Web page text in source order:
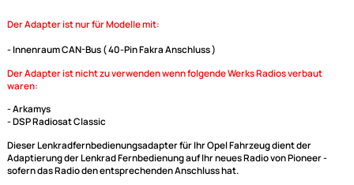
Lieferumfang:
Bild Bezeichnung
ACV Lenkradfernbedienungsadapter kompatibel mit
ACV Adapterkabel / Lead für ACV (blaue Box) und
Der Adapter ist nur für Modelle mit: